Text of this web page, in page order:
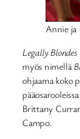
Annie
Legally Blondes
myös nimellä
ohjaama koko
Brittany
Campo.